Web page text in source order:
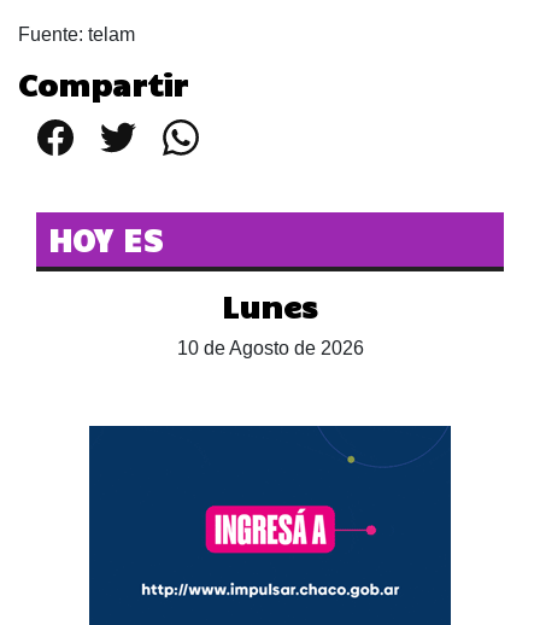
Fuente: telam
Compartir
FacebookTwitter WhatsApp
HOY ES
Lunes
10 de Agosto de 2026